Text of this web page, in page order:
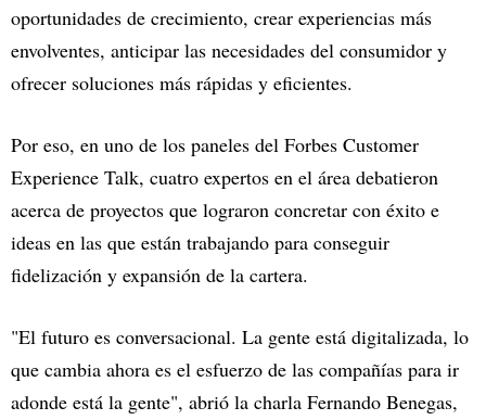
oportunidades de crecimiento, crear experiencias más
envolventes, anticipar las necesidades del consumidor y
ofrecer soluciones más rápidas y eficientes.
Por eso, en uno de los paneles del Forbes Customer
Experience Talk, cuatro expertos en el área debatieron
acerca de proyectos que lograron concretar con éxito e
ideas en las que están trabajando para conseguir
fidelización y expansión de la cartera.
"El futuro es conversacional. La gente está digitalizada, lo
que cambia ahora es el esfuerzo de las compañías para ir
adonde está la gente", abrió la charla Fernando Benegas,